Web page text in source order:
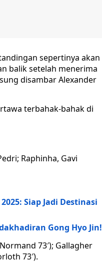
sepertinya akan
balik setelah menerima
disambar Alexander
terbahak-bahak di
Raphinha, Gavi
Siap Jadi Destinasi
Gong Hyo Jin!
73′); Gallagher
73′).